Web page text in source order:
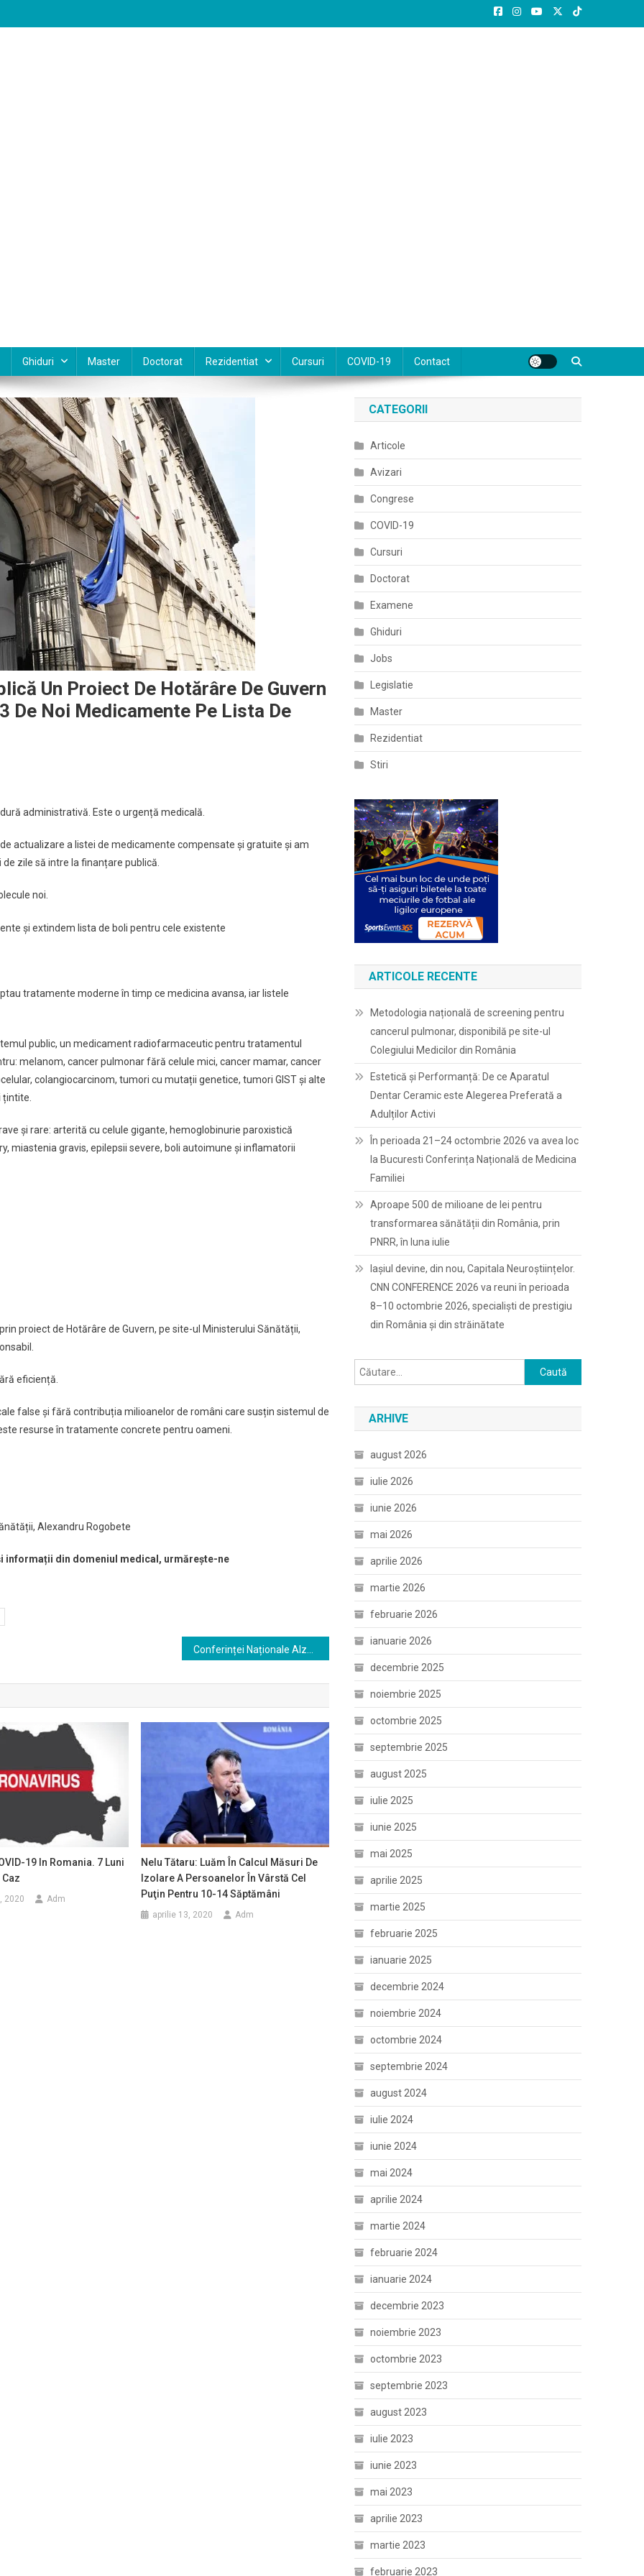
Ghiduri Master Doctorat Rezidentiat Cursuri COVID-19 Contact
Un Proiect De Hotărâre De Guvern
De Noi Medicamente Pe Lista De
administrativă. Este o urgență medicală.
actualizare a listei de medicamente compensate și gratuite și am
zile să intre la finanțare publică.
noi.
și extindem lista de boli pentru cele existente
tratamente moderne în timp ce medicina avansa, iar listele
public, un medicament radiofarmaceutic pentru tratamentul
melanom, cancer pulmonar fără celule mici, cancer mamar, cancer
colangiocarcinom, tumori cu mutații genetice, tumori GIST și alte
și rare: arterită cu celule gigante, hemoglobinurie paroxistică
miastenia gravis, epilepsii severe, boli autoimune și inflamatorii
proiect de Hotărâre de Guvern, pe site-ul Ministerului Sănătății,
eficiență.
false și fără contribuția milioanelor de români care susțin sistemul de
resurse în tratamente concrete pentru oameni.
Alexandru Rogobete
informații din domeniul medical, urmărește-ne
19 In Romania. 7 Luni
2020 Adm
Nelu Tătaru: Luăm În Calcul Măsuri De
Izolare A Persoanelor În Vârstă Cel
Puţin Pentru 10-14 Săptămâni
aprilie 13, 2020 Adm
CATEGORII
Articole
Avizari
Congrese
COVID-19
Cursuri
Doctorat
Examene
Ghiduri
Jobs
Legislatie
Master
Rezidentiat
Stiri
ARTICOLE RECENTE
Metodologia națională de screening pentru
cancerul pulmonar, disponibilă pe site-ul
Colegiului Medicilor din România
Estetică și Performanță: De ce Aparatul
Dentar Ceramic este Alegerea Preferată a
Adulților Activi
În perioada 21–24 octombrie 2026 va avea loc
la Bucuresti Conferința Națională de Medicina
Familiei
Aproape 500 de milioane de lei pentru
transformarea sănătății din România, prin
PNRR, în luna iulie
Iașiul devine, din nou, Capitala Neuroștiințelor.
CNN CONFERENCE 2026 va reuni în perioada
8–10 octombrie 2026, specialiști de prestigiu
din România și din străinătate
Caută
după:
ARHIVE
august 2026
iulie 2026
iunie 2026
mai 2026
aprilie 2026
martie 2026
februarie 2026
ianuarie 2026
decembrie 2025
noiembrie 2025
octombrie 2025
septembrie 2025
august 2025
iulie 2025
iunie 2025
mai 2025
aprilie 2025
martie 2025
februarie 2025
ianuarie 2025
decembrie 2024
noiembrie 2024
octombrie 2024
septembrie 2024
august 2024
iulie 2024
iunie 2024
mai 2024
aprilie 2024
martie 2024
februarie 2024
ianuarie 2024
decembrie 2023
noiembrie 2023
octombrie 2023
septembrie 2023
august 2023
iulie 2023
iunie 2023
mai 2023
aprilie 2023
martie 2023
februarie 2023